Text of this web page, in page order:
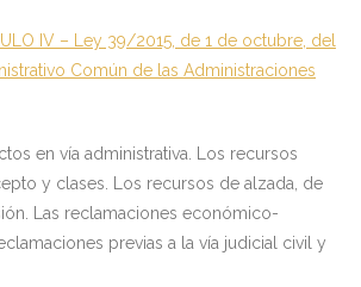
IV – Ley 39/2015, de 1 de octubre, del
Común de las Administraciones
en vía administrativa. Los recursos
y clases. Los recursos de alzada, de
Las reclamaciones económico-
previas a la vía judicial civil y